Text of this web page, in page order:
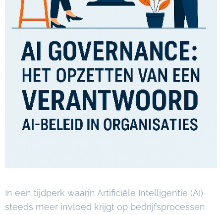
In een tijdperk waarin Artificiële Intelligentie (AI)
steeds meer invloed krijgt op bedrijfsprocessen